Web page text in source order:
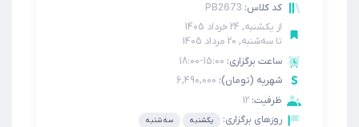
کد کلاس: PB2673
از یکشنبه, 24 خرداد 1405
تا سه‌شنبه, 20 مرداد 1405
ساعت برگزاری:
شهریه (تومان):
ظرفیت:
روزهای برگزاری:
یکشنبه سه شنبه